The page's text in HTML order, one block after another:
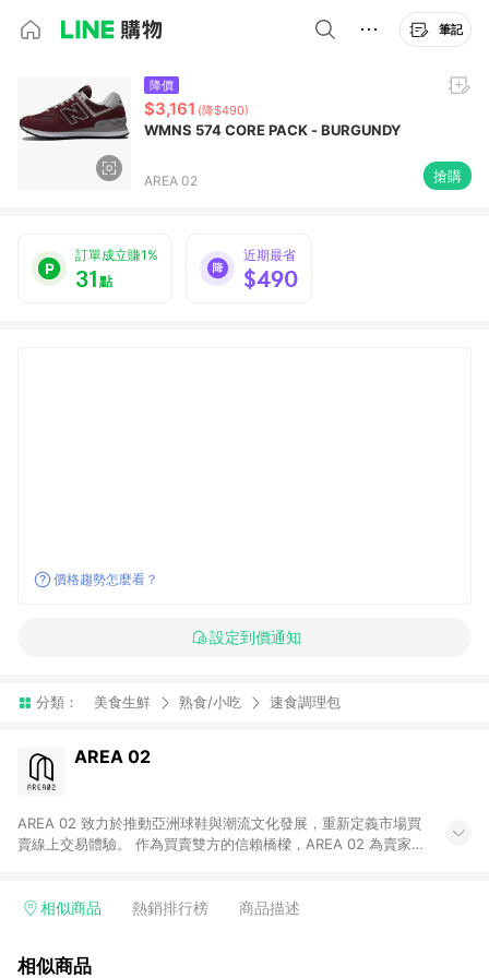
筆記
降價
$3,161 (降$490)
WMNS 574 CORE PACK - BURGUNDY
AREA 02 搶購
訂單成立賺1%
31點
近期最省
$490
價格趨勢怎麼看？
設定到價通知
分類： 美食生鮮 熟食/小吃 速食調理包
AREA 02
AREA 02 致力於推動亞洲球鞋與潮流文化發展，重新定義市場買
賣線上交易體驗。 作為買賣雙方的信賴橋樑，AREA 02 為賣家提
鞋、街頭服飾與收藏品交易平台。 客服專線：+886-2-2706-
相似商品 熱銷排行榜 商品描述
相似商品